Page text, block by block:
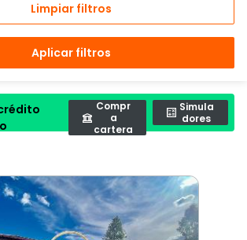
Limpiar filtros
Aplicar filtros
Compr
a
cartera
Simula
dores